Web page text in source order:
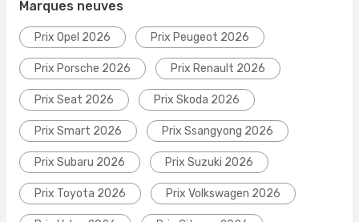
Marques neuves
Prix Opel 2026 Prix Peugeot 2026
Prix Porsche 2026 Prix Renault 2026
Prix Seat 2026 Prix Skoda 2026
Prix Smart 2026 Prix Ssangyong 2026
Prix Subaru 2026 Prix Suzuki 2026
Prix Toyota 2026 Prix Volkswagen 2026